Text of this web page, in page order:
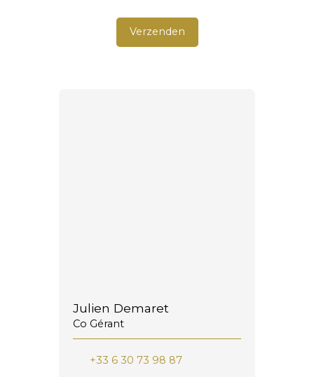
Verzenden
Julien Demaret
Co Gérant
+33 6 30 73 98 87